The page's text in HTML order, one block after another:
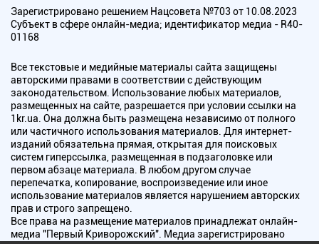
Зарегистрировано решением Нацсовета №703 от 10.08.2023
Субъект в сфере онлайн-медиа; идентификатор медиа - R40-
01168
Все текстовые и медийные материалы сайта защищены
авторскими правами в соответствии с действующим
законодательством. Использование любых материалов,
размещенных на сайте, разрешается при условии ссылки на
1kr.ua. Она должна быть размещена независимо от полного
или частичного использования материалов. Для интернет-
изданий обязательна прямая, открытая для поисковых
систем гиперссылка, размещенная в подзаголовке или
первом абзаце материала. В любом другом случае
перепечатка, копирование, воспроизведение или иное
использование материалов является нарушением авторских
прав и строго запрещено.
Все права на размещение материалов принадлежат онлайн-
медиа "Первый Криворожский". Медиа зарегистрировано